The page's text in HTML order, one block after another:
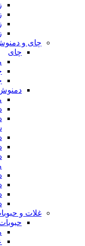
چای و
چای
غلات و